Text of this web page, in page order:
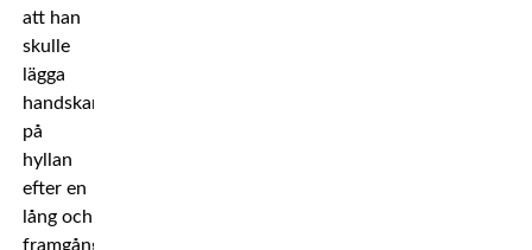
att han
skulle
lägga
handskarna
på
hyllan
efter en
lång och
framgångsrik